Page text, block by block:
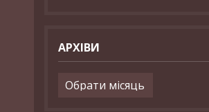
АРХІВИ
Архіви